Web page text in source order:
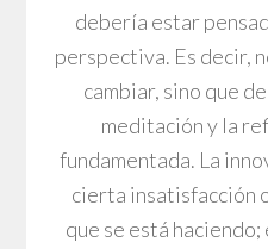
debería estar
perspectiva. Es decir,
cambiar, sino que
meditación y la
fundamentada. La
cierta insatisfacción
que se está